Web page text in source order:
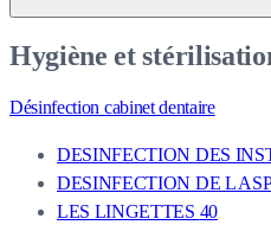
Hygiène et
Désinfection cabinet dentaire
DESINFECTION DES
DESINFECTION DE L
LES LINGETTES 40